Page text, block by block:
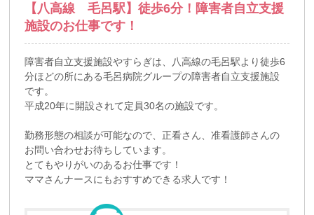
【八高線 毛呂駅】徒歩6分！障害者自立支援
施設のお仕事です！
障害者自立支援施設やすらぎは、八高線の毛呂駅より徒歩6
分ほどの所にある毛呂病院グループの障害者自立支援施設
です。
平成20年に開設されて定員30名の施設です。
勤務形態の相談が可能なので、正看さん、准看護師さんの
お問い合わせお待ちしています。
とてもやりがいのあるお仕事です！
ママさんナースにもおすすめできる求人です！